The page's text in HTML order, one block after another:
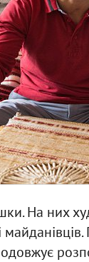
На них